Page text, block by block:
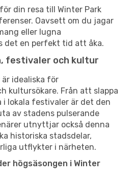
din resa till Winter Park
Oavsett om du jagar
eller lugna
det en perfekt tid att åka.
festivaler och kultur
är idealiska för
kultursökare. Från att slappa
lokala festivaler är det den
av stadens pulserande
utnyttjar också denna
historiska stadsdelar,
utflykter i närheten.
högsäsongen i Winter